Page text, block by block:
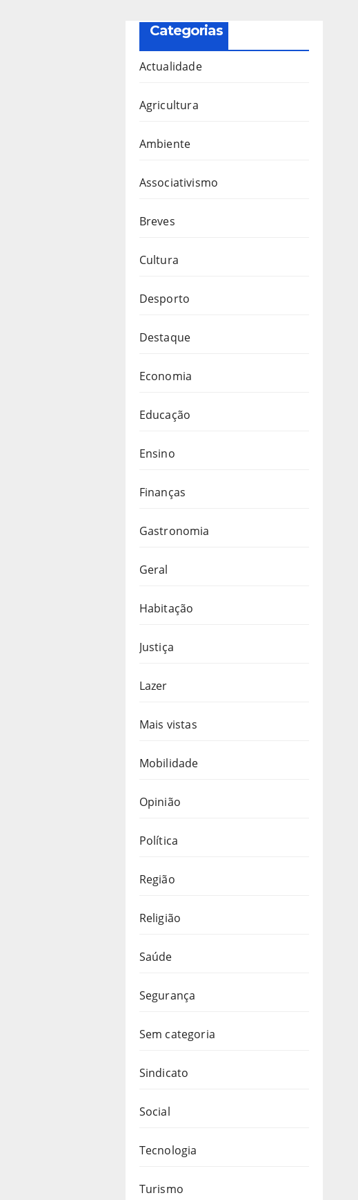
Categorias
Actualidade
Agricultura
Ambiente
Associativismo
Breves
Cultura
Desporto
Destaque
Economia
Educação
Ensino
Finanças
Gastronomia
Geral
Habitação
Justiça
Lazer
Mais vistas
Mobilidade
Opinião
Política
Região
Religião
Saúde
Segurança
Sem categoria
Sindicato
Social
Tecnologia
Turismo